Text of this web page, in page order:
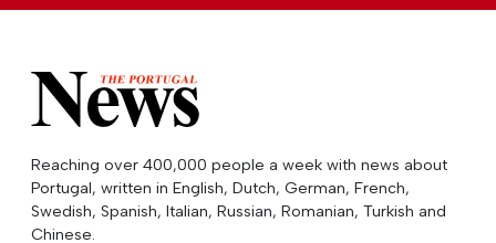
Reaching over 400,000 people a week with news about
Portugal, written in English, Dutch, German, French,
Swedish, Spanish, Italian, Russian, Romanian, Turkish and
Chinese.